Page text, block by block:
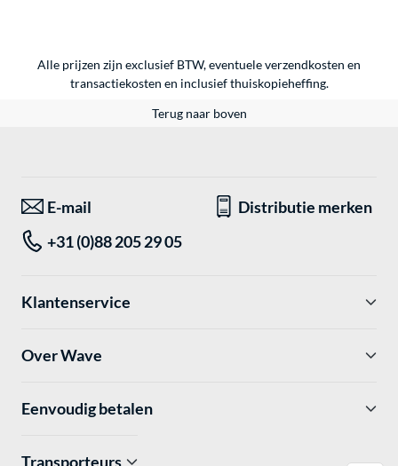
Alle prijzen zijn exclusief BTW, eventuele verzendkosten en
transactiekosten en inclusief thuiskopieheffing.
Terug naar boven
E-mail
Distributie merken
+31 (0)88 205 29 05
Klantenservice
Over Wave
Eenvoudig betalen
Transporteurs